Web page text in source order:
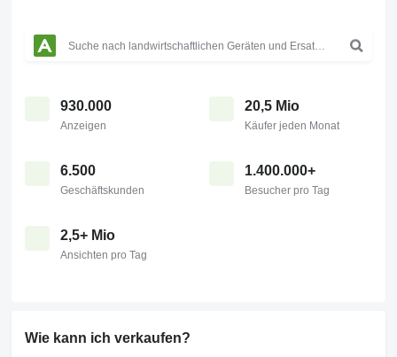
930.000
Anzeigen
20,5 Mio
Käufer jeden Monat
6.500
Geschäftskunden
1.400.000+
Besucher pro Tag
2,5+ Mio
Ansichten pro Tag
Wie kann ich verkaufen?